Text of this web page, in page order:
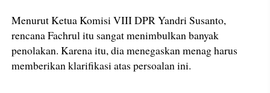
Menurut Ketua Komisi VIII DPR Yandri Susanto,
rencana Fachrul itu sangat menimbulkan banyak
penolakan. Karena itu, dia menegaskan menag harus
memberikan klarifikasi atas persoalan ini.